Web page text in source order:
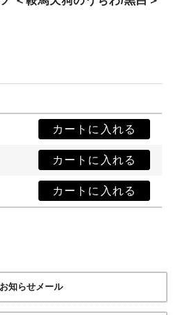
知らせメール